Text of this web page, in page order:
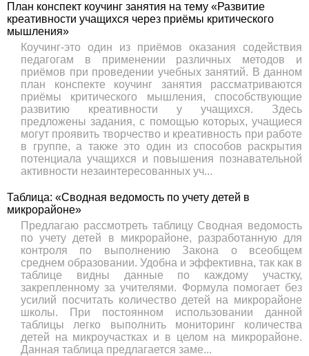
План конспект коучинг занятия на тему «Развитие
креативности учащихся через приёмы критического
мышления»
Коучинг-это один из приёмов оказания содействия
педагогам в применении различных методов и
приёмов при проведении учебных занятий. В данном
план конспекте коучинг занятия рассматриваются
приёмы критического мышления, способствующие
развитию креативности у учащихся. Здесь
предложены задания, с помощью которых, учащиеся
могут проявить творчество и креативность при работе
в группе, а также это один из способов раскрытия
потенциала учащихся и повышения познавательной
активности незаинтересованных уч...
Таблица: «Сводная ведомость по учету детей в
микрорайоне»
Предлагаю рассмотреть таблицу Сводная ведомость
по учету детей в микрорайоне, разработанную для
контроля по выполнению Закона о всеобщем
среднем образовании. Удобна и эффективна, так как в
таблице видны данные по каждому участку,
закрепленному за учителями. Формула помогает без
усилий посчитать количество детей на микрорайоне
школы. При постоянном использовании данной
таблицы легко выполнить мониторинг количества
детей на микроучастках и в целом на микрорайоне.
Данная таблица предлагается заме...